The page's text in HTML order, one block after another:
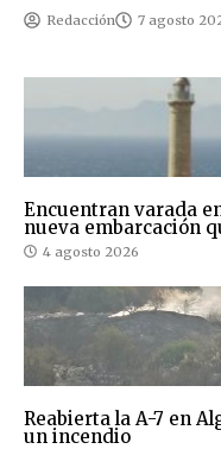
Redacción 7 agosto
Encuentran varada
nueva embarcación
4 agosto 2026
Reabierta la A-7 en
un incendio